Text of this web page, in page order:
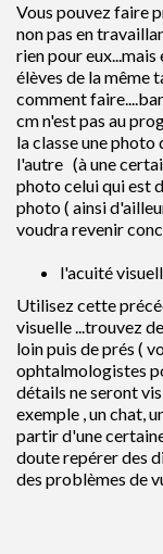
Vous pouvez faire
non pas en
rien pour
élèves de la même
comment
cm n'est pas au
la classe une photo
l'autre (à une
photo celui qui est
photo ( ainsi
voudra revenir
l'acuité
Utilisez cette
visuelle ...trouvez
loin puis de prés (
ophtalmologistes
détails ne seront
exemple , un chat,
partir d'une
doute repérer des
des problèmes de